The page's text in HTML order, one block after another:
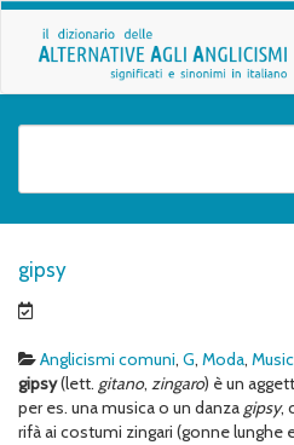
gipsy
Anglicismi comuni, G, Moda,
gipsy(lett. gitano, zingaro) è un
per es. una musica o un danza gipsy,
rifà ai costumi zingari (gonne lunghe